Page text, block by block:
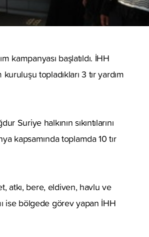
kampanyası başlatıldı. İHH
topladıkları 3 tır yardım
Suriye halkının sıkıntılarını
kapsamında toplamda 10 tır
atkı, bere, eldiven, havlu ve
ise bölgede görev yapan İHH